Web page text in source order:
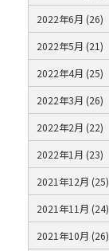
2022年6月 (26)
2022年5月 (21)
2022年4月 (25)
2022年3月 (26)
2022年2月 (22)
2022年1月 (23)
2021年12月 (25)
2021年11月 (24)
2021年10月 (26)